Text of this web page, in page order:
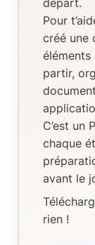
départ.
Pour
créé une
éléments
partir,
C’est un
chaque
avant le
rien !